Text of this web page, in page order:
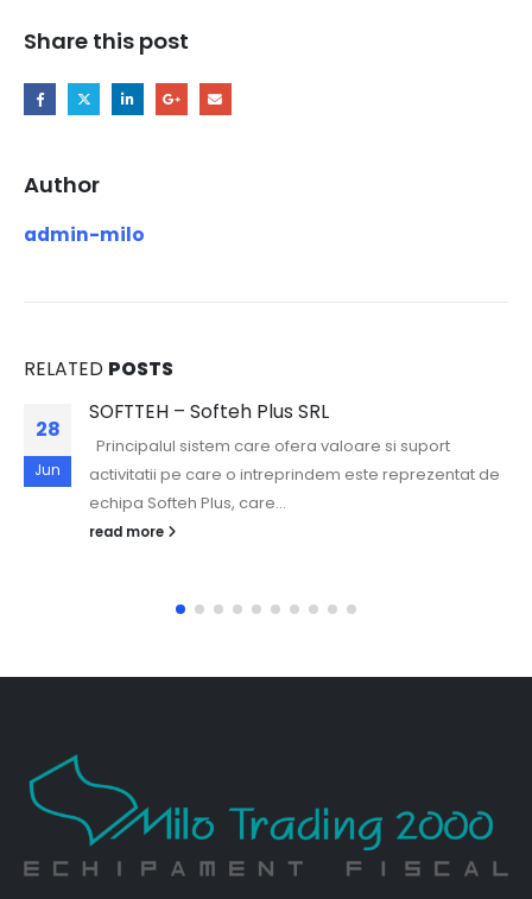
Share this post
Author
admin-milo
RELATED POSTS
28
Jun
SOFTTEH – Softeh Plus SRL
Principalul sistem care ofera valoare si suport
activitatii pe care o intreprindem este reprezentat de
echipa Softeh Plus, care...
read more